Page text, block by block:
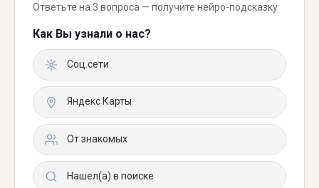
Ответьте на 3 вопроса — получите нейро-подсказку
Как Вы узнали о нас?
Соц.сети
Яндекс Карты
От знакомых
Нашел(а) в поиске